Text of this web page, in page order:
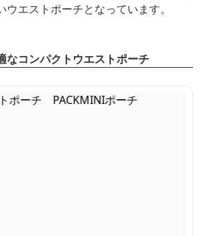
ウエストポーチとなっています。
なコンパクトウエストポーチ